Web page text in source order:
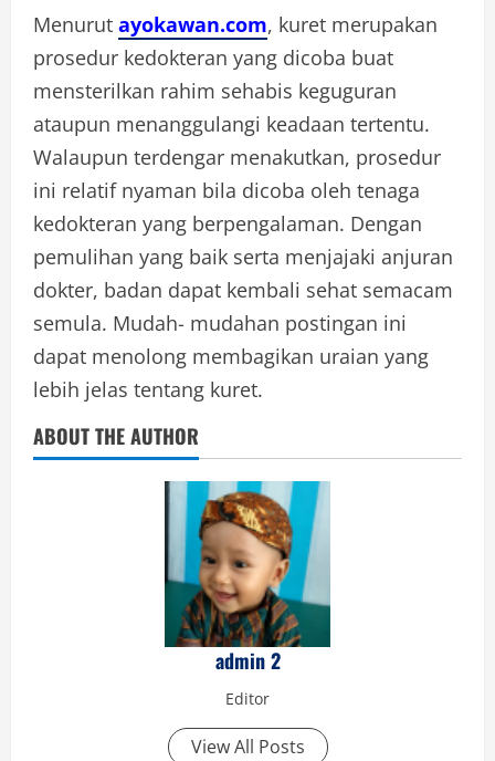
Menurut ayokawan.com, kuret merupakan
prosedur kedokteran yang dicoba buat
mensterilkan rahim sehabis keguguran
ataupun menanggulangi keadaan tertentu.
Walaupun terdengar menakutkan, prosedur
ini relatif nyaman bila dicoba oleh tenaga
kedokteran yang berpengalaman. Dengan
pemulihan yang baik serta menjajaki anjuran
dokter, badan dapat kembali sehat semacam
semula. Mudah- mudahan postingan ini
dapat menolong membagikan uraian yang
lebih jelas tentang kuret.
ABOUT THE AUTHOR
admin 2
Editor
View All Posts